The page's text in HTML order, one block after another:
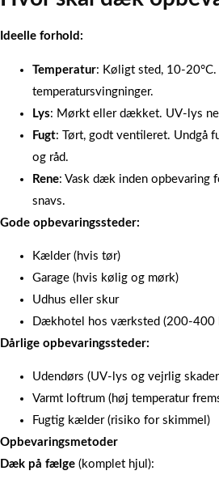
Ideelle forhold:
Temperatur: Køligt sted, 10-
temperatursvingninger.
Lys: Mørkt eller dækket. UV-lys
Fugt: Tørt, godt ventileret. Undgå
og råd.
Rene: Vask dæk inden opbevaring
snavs.
Gode opbevaringssteder:
Kælder (hvis tør)
Garage (hvis kølig og mørk)
Udhus eller skur
Dækhotel hos værksted (200-400
Dårlige opbevaringssteder:
Udendørs (UV-lys og vejrlig
Varmt loftrum (høj temperatur
Fugtig kælder (risiko for skimmel)
Opbevaringsmetoder
Dæk på fælge (komplet hjul):